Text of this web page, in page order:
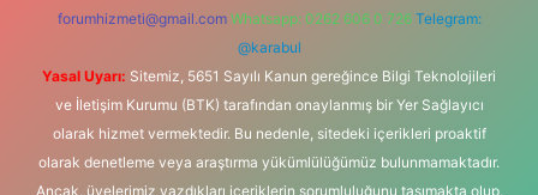
forumhizmeti@gmail.com Whatsapp: 0262 606 0 726 Telegram:
@karabul
Yasal Uyarı: Sitemiz, 5651 Sayılı Kanun gereğince Bilgi Teknolojileri
ve İletişim Kurumu (BTK) tarafından onaylanmış bir Yer Sağlayıcı
olarak hizmet vermektedir. Bu nedenle, sitedeki içerikleri proaktif
olarak denetleme veya araştırma yükümlülüğümüz bulunmamaktadır.
Ancak, üyelerimiz yazdıkları içeriklerin sorumluluğunu taşımakta olup,